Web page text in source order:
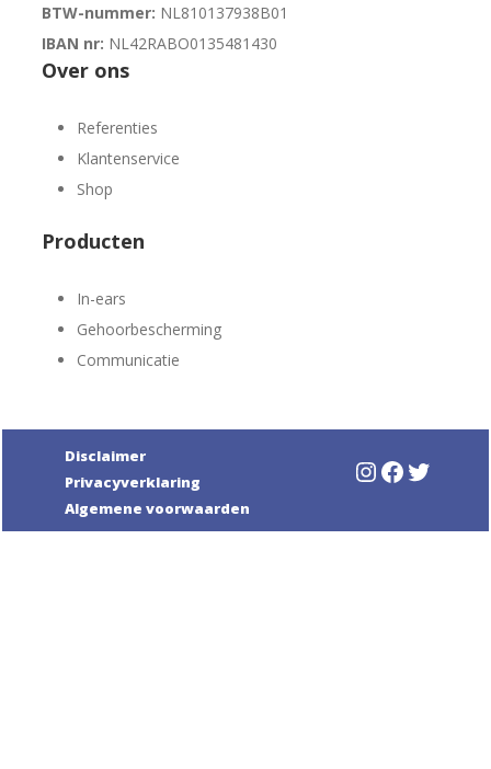
BTW-nummer: NL810137938B01
IBAN nr: NL42RABO0135481430
Over ons
Referenties
Klantenservice
Shop
Producten
In-ears
Gehoorbescherming
Communicatie
Disclaimer
Privacyverklaring
Algemene voorwaarden
Instagram
Facebook